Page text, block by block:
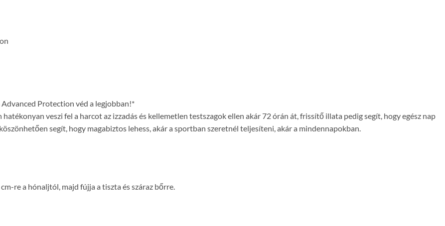
Protection véd a legjobban!*
veszi fel a harcot az izzadás és kellemetlen testszagok ellen akár 72 órán át, frissítő illata pedig segít, hogy egész nap
segít, hogy magabiztos lehess, akár a sportban szeretnél teljesíteni, akár a mindennapokban.
re a hónaljtól, majd fújja a tiszta és száraz bőrre.